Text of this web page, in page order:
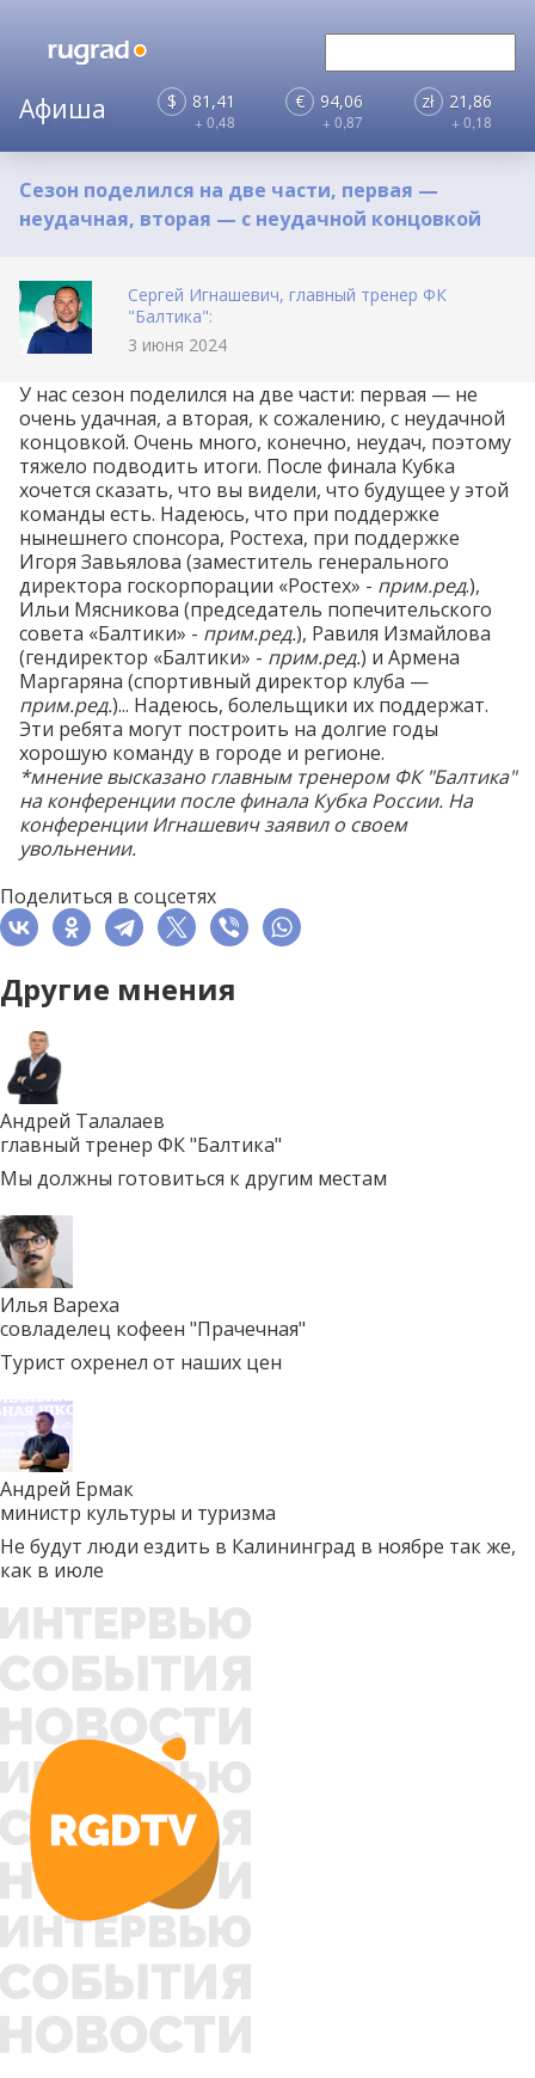
$ 81,41
+ 0,48
€ 94,06
+ 0,87
zł 21,86
+ 0,18
Сезон поделился на две части, первая —
неудачная, вторая — с неудачной концовкой
Сергей Игнашевич, главный тренер ФК
"Балтика":
3 июня 2024
У нас сезон поделился на две части: первая — не
очень удачная, а вторая, к сожалению, с неудачной
концовкой. Очень много, конечно, неудач, поэтому
тяжело подводить итоги. После финала Кубка
хочется сказать, что вы видели, что будущее у этой
команды есть. Надеюсь, что при поддержке
нынешнего спонсора, Ростеха, при поддержке
Игоря Завьялова (заместитель генерального
директора госкорпорации «Ростех» - прим.ред.),
Ильи Мясникова (председатель попечительского
совета «Балтики» - прим.ред.), Равиля Измайлова
(гендиректор «Балтики» - прим.ред.) и Армена
Маргаряна (спортивный директор клуба —
прим.ред.)... Надеюсь, болельщики их поддержат.
Эти ребята могут построить на долгие годы
хорошую команду в городе и регионе.
*мнение высказано главным тренером ФК "Балтика"
наконференциипосле финала Кубка России. На
конференции Игнашевич заявил о своем
увольнении.
Поделиться в соцсетях
Другие мнения
Андрей Талалаев
главный тренер ФК "Балтика"
Мы должны готовиться к другим местам
Илья Вареха
совладелец кофеен "Прачечная"
Турист охренел от наших цен
Андрей Ермак
министр культуры и туризма
Не будут люди ездить в Калининград в ноябре так же,
как в июле